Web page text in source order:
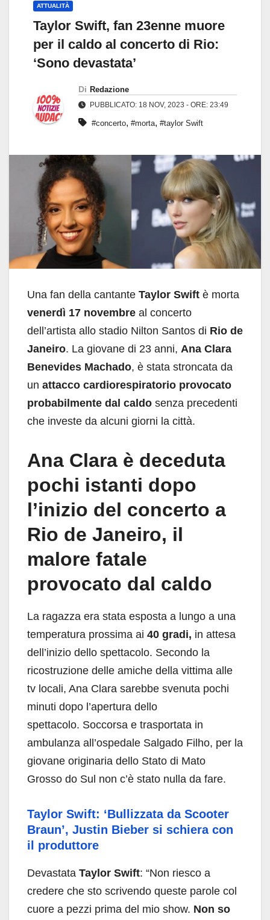
ATTUALITÀ
Taylor Swift, fan 23enne muore
per il caldo al concerto di Rio:
‘Sono devastata’
Di Redazione
PUBBLICATO: 18 NOV, 2023 - ORE: 23:49
#concerto, #morta, #taylor Swift
Una fan della cantante Taylor Swift è morta
venerdì 17 novembre al concerto
dell’artista allo stadio Nilton Santos di Rio de
Janeiro. La giovane di 23 anni, Ana Clara
Benevides Machado, è stata stroncata da
un attacco cardiorespiratorio provocato
probabilmente dal caldo senza precedenti
che investe da alcuni giorni la città.
Ana Clara è deceduta
pochi istanti dopo
l’inizio del concerto a
Rio de Janeiro, il
malore fatale
provocato dal caldo
La ragazza era stata esposta a lungo a una
temperatura prossima ai 40 gradi, in attesa
dell’inizio dello spettacolo. Secondo la
ricostruzione delle amiche della vittima alle
tv locali, Ana Clara sarebbe svenuta pochi
minuti dopo l’apertura dello
spettacolo. Soccorsa e trasportata in
ambulanza all’ospedale Salgado Filho, per la
giovane originaria dello Stato di Mato
Grosso do Sul non c’è stato nulla da fare.
Taylor Swift: ‘Bullizzata da Scooter
Braun’, Justin Bieber si schiera con
il produttore
Devastata Taylor Swift: “Non riesco a
credere che sto scrivendo queste parole col
cuore a pezzi prima del mio show. Non so